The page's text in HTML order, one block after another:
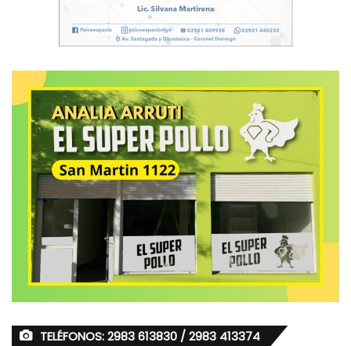
TELÉFONOS: 2983 613830 / 2983 413374